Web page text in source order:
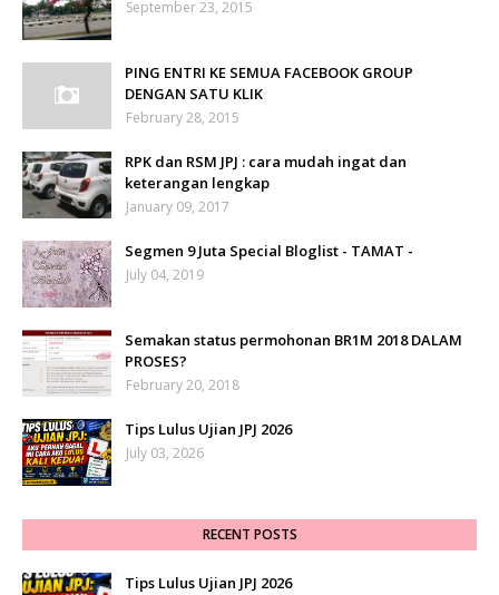
September 23, 2015
PING ENTRI KE SEMUA FACEBOOK GROUP
DENGAN SATU KLIK
February 28, 2015
RPK dan RSM JPJ : cara mudah ingat dan
keterangan lengkap
January 09, 2017
Segmen 9 Juta Special Bloglist - TAMAT -
July 04, 2019
Semakan status permohonan BR1M 2018 DALAM
PROSES?
February 20, 2018
Tips Lulus Ujian JPJ 2026
July 03, 2026
RECENT POSTS
Tips Lulus Ujian JPJ 2026